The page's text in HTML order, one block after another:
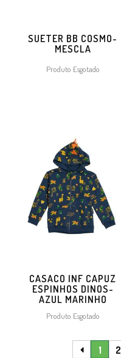
SUETER BB COSMO-
MESCLA
Produto Esgotado
CASACO INF CAPUZ
ESPINHOS DINOS-
AZUL MARINHO
Produto Esgotado
1 2